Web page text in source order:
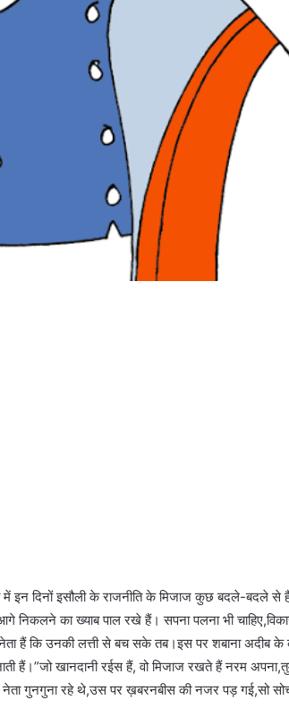
में इन दिनों इसौली के राजनीति के मिजाज कुछ बदले-बदले
निकलने का ख्याब पाल रखे हैं। सपना पलना भी
हैं कि उनकी लत्ती से बच सके तब।इस पर शबाना अदीब
हैं।”जो खानदानी रईस हैं, वो मिजाज रखते हैं नरम
गुनगुना रहे थे,उस पर ख़बरनबीस की नजर पड़ गई,सो